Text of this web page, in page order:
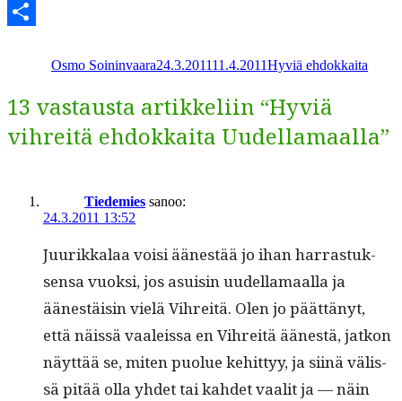
Telegram
Osmo Soininvaara24.3.201111.4.2011Hyviä ehdokkaita
13 vastausta artikkeliin “Hyviä
vihreitä ehdokkaita Uudellamaalla”
Tiedemies sanoo:
24.3.2011 13:52
Juurikkalaa voisi äänestää jo ihan har­ras­tuk­
sen­sa vuok­si, jos asu­isin uudel­la­maal­la ja
äänestäisin vielä Vihre­itä. Olen jo päät­tänyt,
että näis­sä vaaleis­sa en Vihre­itä äänestä, jatkon
näyt­tää se, miten puolue kehit­tyy, ja siinä välis­
sä pitää olla yhdet tai kahdet vaalit ja — näin